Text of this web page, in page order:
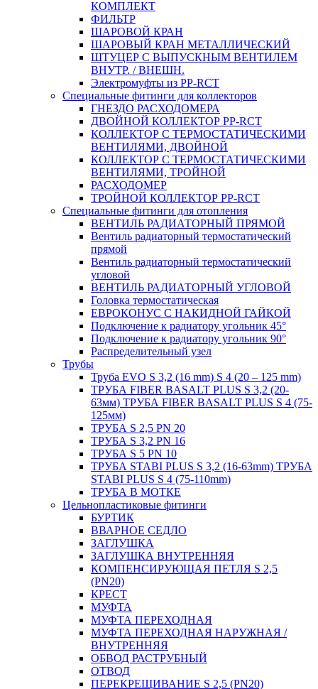
КОМПЛЕКТ
ФИЛЬТР
ШАРОВОЙ КРАН
ШАРОВЫЙ КРАН МЕТАЛЛИЧЕСКИЙ
ШТУЦЕР С ВЫПУСКНЫМ ВЕНТИЛЕМ
ВНУТР. / ВНЕШН.
Электромуфты из PP-RCT
Специальные фитинги для коллекторов
ГНЕЗДО РАСХОДОМЕРА
ДВОЙНОЙ КОЛЛЕКТОР PP-RCT
КОЛЛЕКТОР С ТЕРМОСТАТИЧЕСКИМИ
ВЕНТИЛЯМИ, ДВОЙНОЙ
КОЛЛЕКТОР С ТЕРМОСТАТИЧЕСКИМИ
ВЕНТИЛЯМИ, ТРОЙНОЙ
РАСХОДОМЕР
ТРОЙНОЙ КОЛЛЕКТОР PP-RCT
Специальные фитинги для отопления
ВЕНТИЛЬ РАДИАТОРНЫЙ ПРЯМОЙ
Вентиль радиаторный термостатический
прямой
Вентиль радиаторный термостатический
угловой
ВЕНТИЛЬ РАДИАТОРНЫЙ УГЛОВОЙ
Головка термостатическая
ЕВРОКОНУС С НАКИДНОЙ ГАЙКОЙ
Подключение к радиатору угольник 45°
Подключение к радиатору угольник 90°
Распределительный узел
Трубы
Труба EVO S 3,2 (16 mm) S 4 (20 – 125 mm)
ТРУБА FIBER BASALT PLUS S 3,2 (20-
63мм) ТРУБА FIBER BASALT PLUS S 4 (75-
125мм)
ТРУБА S 2,5 PN 20
ТРУБА S 3,2 PN 16
ТРУБА S 5 PN 10
ТРУБА STABI PLUS S 3,2 (16-63mm) ТРУБА
STABI PLUS S 4 (75-110mm)
ТРУБА В МОТКЕ
Цельнопластиковые фитинги
БУРТИК
ВВАРНОЕ СЕДЛО
ЗАГЛУШКА
ЗАГЛУШКА ВНУТРЕННЯЯ
КОМПЕНСИРУЮЩАЯ ПЕТЛЯ S 2,5
(PN20)
КРЕСТ
МУФТА
МУФТА ПЕРЕХОДНАЯ
МУФТА ПЕРЕХОДНАЯ НАРУЖНАЯ /
ВНУТРЕННЯЯ
ОБВОД РАСТРУБНЫЙ
ОТВОД
ПЕРЕКРЕЩИВАНИЕ S 2,5 (PN20)